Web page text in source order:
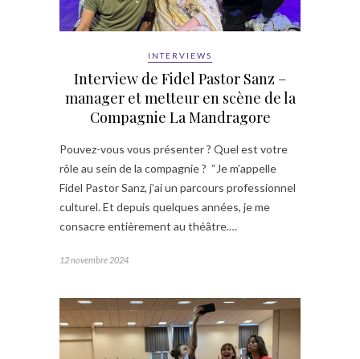
INTERVIEWS
Interview de Fidel Pastor Sanz –
manager et metteur en scène de la
Compagnie La Mandragore
Pouvez-vous vous présenter ? Quel est votre
rôle au sein de la compagnie ? “Je m’appelle
Fidel Pastor Sanz, j’ai un parcours professionnel
culturel. Et depuis quelques années, je me
consacre entièrement au théâtre.…
12 novembre 2024